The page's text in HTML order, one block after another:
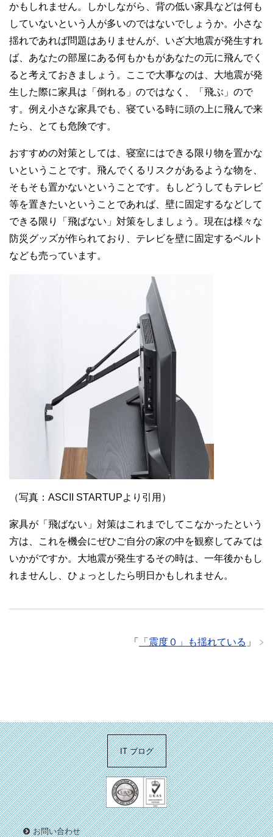
かもしれません。しかしながら、背の低い家具などは何も
していないという人が多いのではないでしょうか。小さな
揺れであれば問題はありませんが、いざ大地震が発生すれ
ば、あなたの部屋にある何もかもがあなたの元に飛んでく
ると考えておきましょう。ここで大事なのは、大地震が発
生した際に家具は「倒れる」のではなく、「飛ぶ」ので
す。例え小さな家具でも、寝ている時に頭の上に飛んで来
たら、とても危険です。
おすすめの対策としては、寝室にはできる限り物を置かな
いということです。飛んでくるリスクがあるような物を、
そもそも置かないということです。もしどうしてもテレビ
等を置きたいということであれば、壁に固定するなどして
できる限り「飛ばない」対策をしましょう。現在は様々な
防災グッズが作られており、テレビを壁に固定するベルト
なども売っています。
（写真：ASCII STARTUPより引用）
家具が「飛ばない」対策はこれまでしてこなかったという
方は、これを機会にぜひご自分の家の中を観察してみては
いかがですか。大地震が発生するその時は、一年後かもし
れませんし、ひょっとしたら明日かもしれません。
「 「震度０」も揺れている 」
IT ブログ
お問い合わせ